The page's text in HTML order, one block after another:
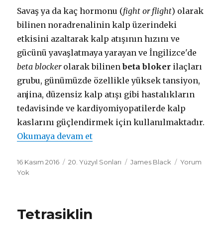
Savaş ya da kaç hormonu (fight or flight) olarak
bilinen noradrenalinin kalp üzerindeki
etkisini azaltarak kalp atışının hızını ve
gücünü yavaşlatmaya yarayan ve İngilizce'de
beta blockerolarak bilinenbeta bloker ilaçları
grubu, günümüzde özellikle yüksek tansiyon,
anjina, düzensiz kalp atışı gibi hastalıkların
tedavisinde ve kardiyomiyopatilerde kalp
kaslarını güçlendirmek için kullanılmaktadır.
Okumaya devam et
Yayın
tarihi
16 Kasım 2016 Dönemler
20. Yüzyıl Sonları Mucitler
James Black
Yorum
Yok
Tetrasiklin